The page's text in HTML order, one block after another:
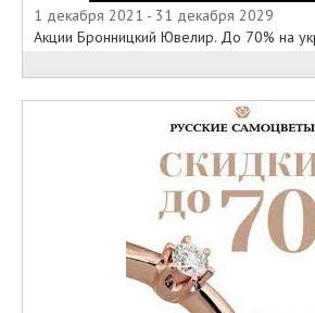
1 декабря 2021 - 31 декабря 2029
Акции Бронницкий Ювелир. До 70% на